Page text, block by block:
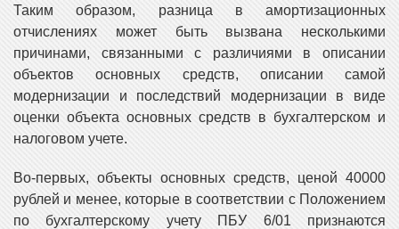
Таким образом, разница в амортизационных
отчислениях может быть вызвана несколькими
причинами, связанными с различиями в описании
объектов основных средств, описании самой
модернизации и последствий модернизации в виде
оценки объекта основных средств в бухгалтерском и
налоговом учете.
Во-первых, объекты основных средств, ценой 40000
рублей и менее, которые в соответствии с Положением
по бухгалтерскому учету ПБУ 6/01 признаются